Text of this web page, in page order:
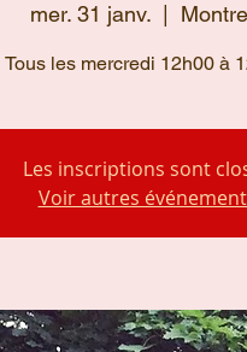
mer. 31 janv.
  |
Tous les mercredi 12h00 à
Les inscriptions sont
Voir autres